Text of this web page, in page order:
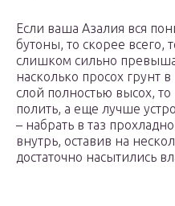
Если ваша Азалия вся
бутоны, то скорее
слишком сильно
насколько просох грунт
слой полностью высох,
полить, а еще лучше
– набрать в таз
внутрь, оставив на
достаточно насытились